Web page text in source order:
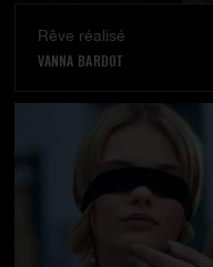
Rêve réalisé
VANNA BARDOT